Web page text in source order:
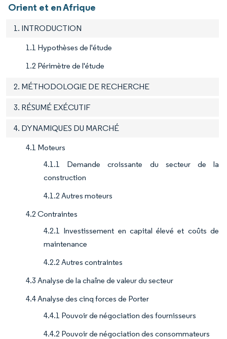
Orient et en Afrique
1. INTRODUCTION
1.1 Hypothèses de l'étude
1.2 Périmètre de l'étude
2. MÉTHODOLOGIE DE RECHERCHE
3. RÉSUMÉ EXÉCUTIF
4. DYNAMIQUES DU MARCHÉ
4.1 Moteurs
4.1.1 Demande croissante du secteur de la
construction
4.1.2 Autres moteurs
4.2 Contraintes
4.2.1 Investissement en capital élevé et coûts de
maintenance
4.2.2 Autres contraintes
4.3 Analyse de la chaîne de valeur du secteur
4.4 Analyse des cinq forces de Porter
4.4.1 Pouvoir de négociation des fournisseurs
4.4.2 Pouvoir de négociation des consommateurs